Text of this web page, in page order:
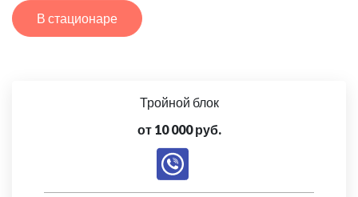
В стационаре
Тройной блок
от 10 000 руб.